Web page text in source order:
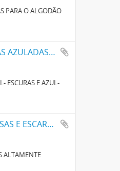
PARA O ALGODÃO
UM NOVO PROCESSO PARA O FABRICO DE MATERIAS CORANTES NEGRAS AZULADAS, AZUL- ESCURAS E AZUL-VIOLETAS CONTENDO NAPHTALINA E ENXOFRE
ESCURAS E AZUL-
UM NOVO PROCESSO PARA A FABRICAÇÃO DE MATERIAS CORANTES ROSAS E ESCARLATES ALTAMENTE CONCENTRADAS PARA TINGIR ALGODÃO
ALTAMENTE